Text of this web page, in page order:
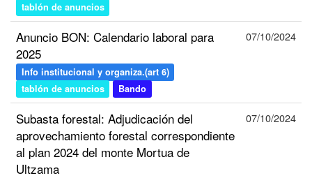
tablón de anuncios
Anuncio BON: Calendario laboral para
2025
Info institucional y organiza.(art 6)
tablón de anuncios
Bando
07/10/2024
Subasta forestal: Adjudicación del
aprovechamiento forestal correspondiente
al plan 2024 del monte Mortua de
Ultzama
07/10/2024